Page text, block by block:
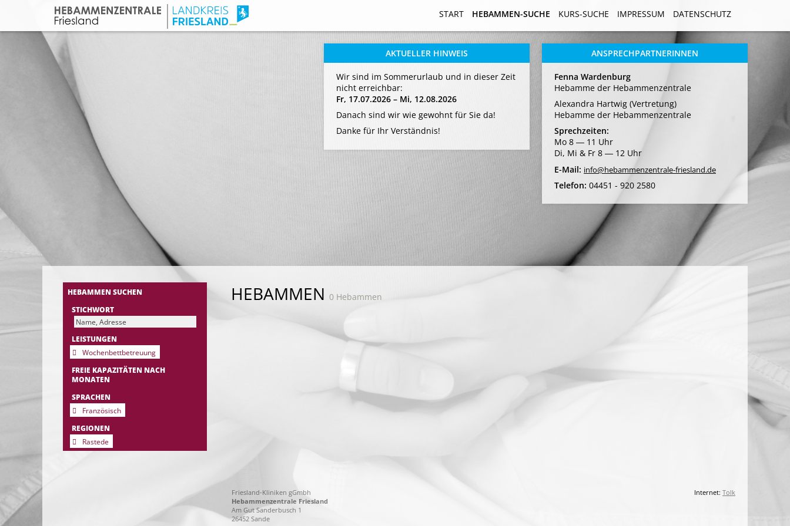
START HEBAMMEN-SUCHE KURS-SUCHE IMPRESSUM DATENSCHUTZ
START HEBAMMEN-SUCHE KURS-SUCHE IMPRESSUM DATENSCHUTZ
ANSPRECHPARTNERINNEN
Fenna Wardenburg
Hebamme der Hebammenzentrale
Alexandra Hartwig (Vertretung)
Hebamme der Hebammenzentrale
Sprechzeiten:
Mo 8 ― 11 Uhr
Di, Mi & Fr 8 ― 12 Uhr
E-Mail: info@hebammenzentrale-friesland.de
Telefon: 04451 - 920 2580
AKTUELLER HINWEIS
Wir sind im Sommerurlaub und in dieser Zeit
nicht erreichbar:
Fr, 17.07.2026 – Mi, 12.08.2026
Danach sind wir wie gewohnt für Sie da!
Danke für Ihr Verständnis!
HEBAMMEN SUCHEN
STICHWORT
LEISTUNGEN
Wochenbettbetreuung
FREIE KAPAZITÄTEN NACH
MONATEN
SPRACHEN
Französisch
REGIONEN
Rastede
HEBAMMEN 0 Hebammen
Internet: Tolk
Friesland-Kliniken gGmbh
Hebammenzentrale Friesland
Am Gut Sanderbusch 1
26452 Sande